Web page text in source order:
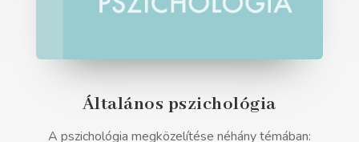
Általános pszichológia
A pszichológia megközelítése néhány témában: